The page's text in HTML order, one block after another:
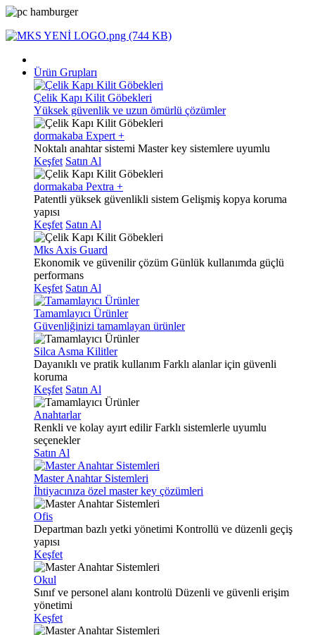
Ürün Grupları
Çelik Kapı Kilit Göbekleri
Yüksek güvenlik ve uzun ömürlü çözümler
dormakaba Expert +
Noktalı anahtar sistemi Master key sistemlere uyumlu
Keşfet Satın Al
dormakaba Pextra +
Patentli yüksek güvenlikli sistem Gelişmiş kopya koruma
yapısı
Keşfet Satın Al
Mks Axis Guard
Ekonomik ve güvenilir çözüm Günlük kullanımda güçlü
performans
Keşfet Satın Al
Tamamlayıcı Ürünler
Güvenliğinizi tamamlayan ürünler
Silca Asma Kilitler
Dayanıklı ve pratik kullanım Farklı alanlar için güvenli
koruma
Keşfet Satın Al
Anahtarlar
Renkli ve kolay ayırt edilir Farklı sistemlerle uyumlu
seçenekler
Satın Al
Master Anahtar Sistemleri
İhtiyacınıza özel master key çözümleri
Ofis
Departman bazlı yetki yönetimi Kontrollü ve düzenli geçiş
yapısı
Keşfet
Okul
Sınıf ve personel alanı kontrolü Düzenli ve güvenli erişim
yönetimi
Keşfet